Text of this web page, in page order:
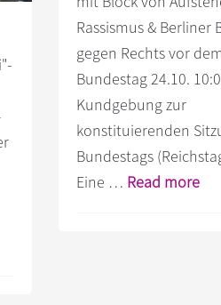
Rassismus & Berliner
gegen Rechts vor dem
Bundestag 24.10.
Kundgebung zur
konstituierenden
Bundestags
Eine … Read moreInfos